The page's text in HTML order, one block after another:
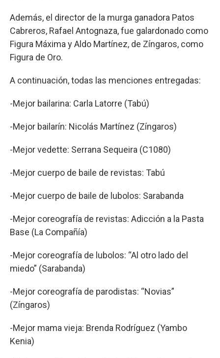
Además, el director de la murga ganadora Patos
Cabreros, Rafael Antognaza, fue galardonado como
Figura Máxima y Aldo Martínez, de Zíngaros, como
Figura de Oro.
A continuación, todas las menciones entregadas:
-Mejor bailarina: Carla Latorre (Tabú)
-Mejor bailarín: Nicolás Martínez (Zíngaros)
-Mejor vedette: Serrana Sequeira (C1080)
-Mejor cuerpo de baile de revistas: Tabú
-Mejor cuerpo de baile de lubolos: Sarabanda
-Mejor coreografía de revistas: Adicción a la Pasta
Base (La Compañía)
-Mejor coreografía de lubolos: “Al otro lado del
miedo” (Sarabanda)
-Mejor coreografía de parodistas: “Novias”
(Zíngaros)
-Mejor mama vieja: Brenda Rodríguez (Yambo
Kenia)